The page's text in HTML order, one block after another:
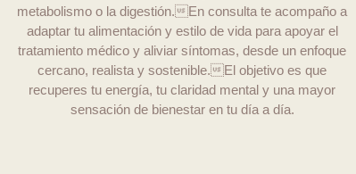
metabolismo o la digestión.En consulta te acompaño a
adaptar tu alimentación y estilo de vida para apoyar el
tratamiento médico y aliviar síntomas, desde un enfoque
cercano, realista y sostenible.El objetivo es que
recuperes tu energía, tu claridad mental y una mayor
sensación de bienestar en tu día a día.